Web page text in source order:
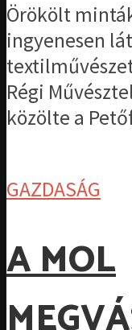
Örökölt
ingyenesen
Régi
közölte a
GAZDASÁG
A MOL